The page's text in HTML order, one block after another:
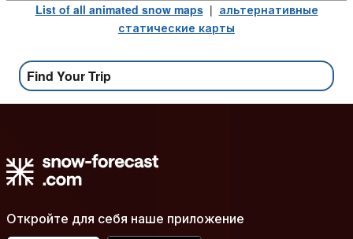
List of all animated snow maps| альтернативные
статические карты
Find Your Trip
Откройте для себя наше приложение